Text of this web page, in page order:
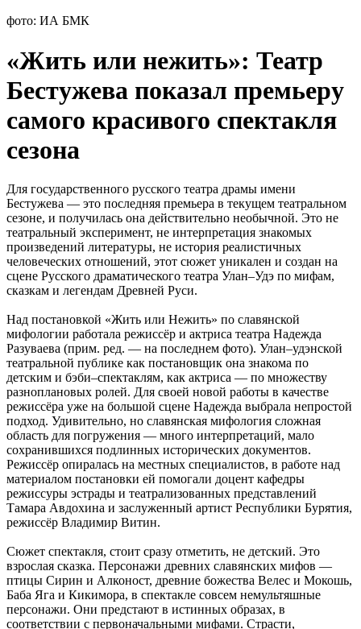
фото: ИА БМК
«Жить или нежить»: Театр
Бестужева показал премьеру
самого красивого спектакля
сезона
Для государственного русского театра драмы имени
Бестужева — это последняя премьера в текущем театральном
сезоне, и получилась она действительно необычной. Это не
театральный эксперимент, не интерпретация знакомых
произведений литературы, не история реалистичных
человеческих отношений, этот сюжет уникален и создан на
сцене Русского драматического театра Улан–Удэ по мифам,
сказкам и легендам Древней Руси.
Над постановкой «Жить или Нежить» по славянской
мифологии работала режиссёр и актриса театра Надежда
Разуваева (прим. ред. — на последнем фото). Улан–удэнской
театральной публике как постановщик она знакома по
детским и бэби–спектаклям, как актриса — по множеству
разноплановых ролей. Для своей новой работы в качестве
режиссёра уже на большой сцене Надежда выбрала непростой
подход. Удивительно, но славянская мифология сложная
область для погружения — много интерпретаций, мало
сохранившихся подлинных исторических документов.
Режиссёр опиралась на местных специалистов, в работе над
материалом постановки ей помогали доцент кафедры
режиссуры эстрады и театрализованных представлений
Тамара Авдохина и заслуженный артист Республики Бурятия,
режиссёр Владимир Витин.
Сюжет спектакля, стоит сразу отметить, не детский. Это
взрослая сказка. Персонажи древних славянских мифов —
птицы Сирин и Алконост, древние божества Велес и Мокошь,
Баба Яга и Кикимора, в спектакле совсем немультяшные
персонажи. Они предстают в истинных образах, в
соответствии с первоначальными мифами. Страсти,